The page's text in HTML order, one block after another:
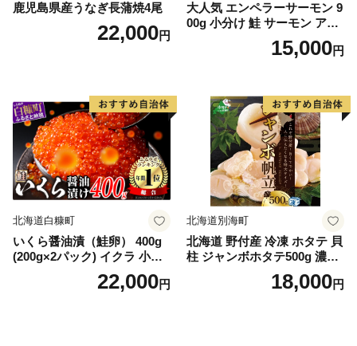
鹿児島県産うなぎ長蒲焼4尾
22,000円
大人気 エンペラーサーモン 9
00g 小分け 鮭 サーモン アト
ランティックサーモン 水産
庁長官賞 受賞 さけ シャケ し
満足 美味しい 贈答 生食用 刺
身 お刺身 刺し身 魚介類 海鮮
冷凍 厚切り 薄切り ふるさと
納税 ふるさとチョイス チョ
イス 北海道 白糠町
15,000円
北海道白糠町
いくら醤油漬（鮭卵） 400g
(200g×2パック) イクラ 小分
け いくら醤油漬 鮭いくら い
くら醤油漬け 鮭 鮭卵 ikura
22,000円
北海道別海町
北海道 野付産 冷凍 ホタテ 貝
柱 ジャンボホタテ500g 濃厚
な旨味と甘み （ほたて ホタ
テ 帆立 貝柱 ホタテ貝柱 大玉
18,000円